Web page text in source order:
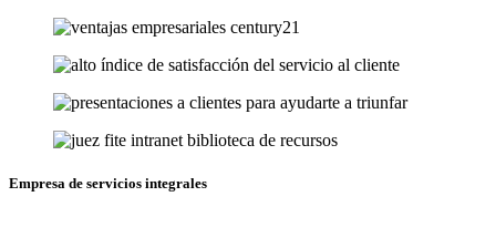
Empresa de servicios integrales